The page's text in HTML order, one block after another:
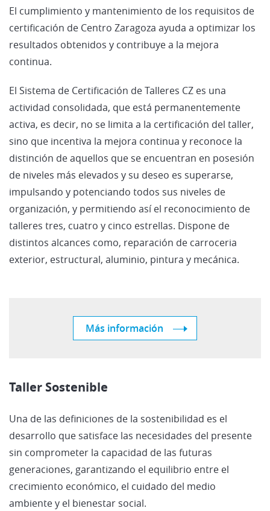
El cumplimiento y mantenimiento de los requisitos de
certificación de Centro Zaragoza ayuda a optimizar los
resultados obtenidos y contribuye a la mejora
continua.
El Sistema de Certificación de Talleres CZ es una
actividad consolidada, que está permanentemente
activa, es decir, no se limita a la certificación del taller,
sino que incentiva la mejora continua y reconoce la
distinción de aquellos que se encuentran en posesión
de niveles más elevados y su deseo es superarse,
impulsando y potenciando todos sus niveles de
organización, y permitiendo así el reconocimiento de
talleres tres, cuatro y cinco estrellas. Dispone de
distintos alcances como, reparación de carroceria
exterior, estructural, aluminio, pintura y mecánica.
Más información
Taller Sostenible
Una de las definiciones de la sostenibilidad es el
desarrollo que satisface las necesidades del presente
sin comprometer la capacidad de las futuras
generaciones, garantizando el equilibrio entre el
crecimiento económico, el cuidado del medio
ambiente y el bienestar social.